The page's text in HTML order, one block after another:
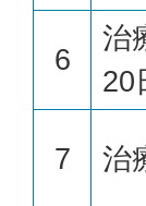
6
治
20
7 治